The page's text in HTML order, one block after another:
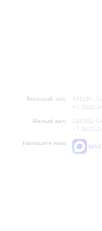
Большой зал:
191186,
+7 (812)
Малый зал:
191011,
+7 (812)
Напишите нам:
MAX